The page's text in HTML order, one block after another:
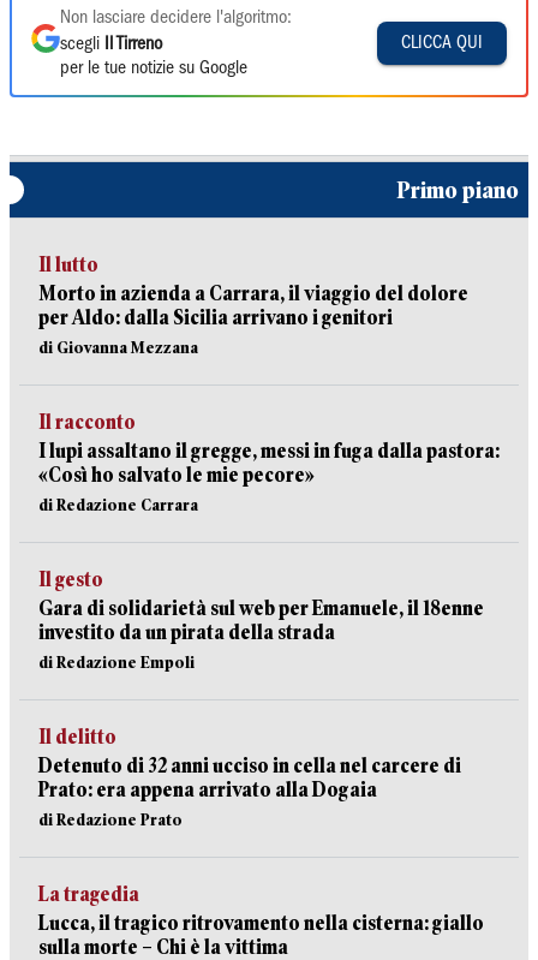
Non lasciare decidere l'algoritmo:
scegli
Il Tirreno
per le tue notizie su Google
CLICCA QUI
Primo piano
Il lutto
Morto in azienda a Carrara, il viaggio del dolore
per Aldo: dalla Sicilia arrivano i genitori
di Giovanna Mezzana
Il racconto
I lupi assaltano il gregge, messi in fuga dalla pastora:
«Così ho salvato le mie pecore»
di Redazione Carrara
Il gesto
Gara di solidarietà sul web per Emanuele, il 18enne
investito da un pirata della strada
di Redazione Empoli
Il delitto
Detenuto di 32 anni ucciso in cella nel carcere di
Prato: era appena arrivato alla Dogaia
di Redazione Prato
La tragedia
Lucca, il tragico ritrovamento nella cisterna: giallo
sulla morte – Chi è la vittima